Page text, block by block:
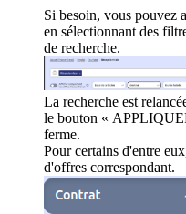
Si besoin, vous pouvez
en sélectionnant des
de recherche.
La recherche est
le bouton «
ferme.
Pour certains d'entre
d'offres correspondant.